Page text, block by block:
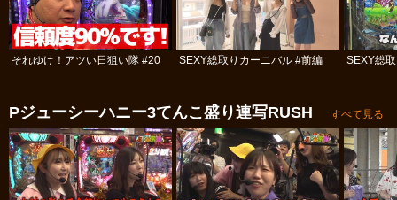
それゆけ！アツい日狙い隊 #20 SEXY総取りカーニバル #前編 SEXY総
Pジューシーハニー3てんこ盛り連写RUSH すべて見る